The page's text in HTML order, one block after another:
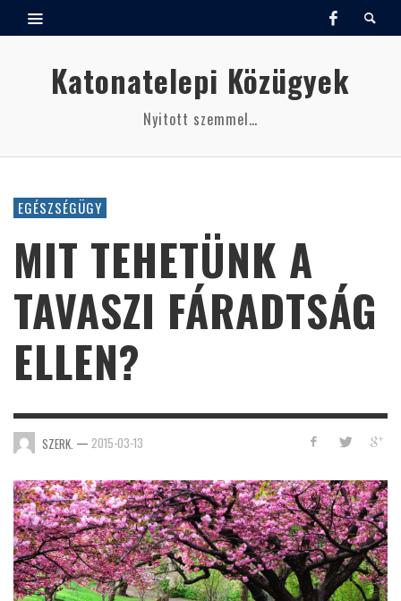
Katonatelepi Közügyek
Nyitott szemmel…
EGÉSZSÉGÜGY
MIT TEHETÜNK A
TAVASZI FÁRADTSÁG
ELLEN?
SZERK. — 2015-03-13